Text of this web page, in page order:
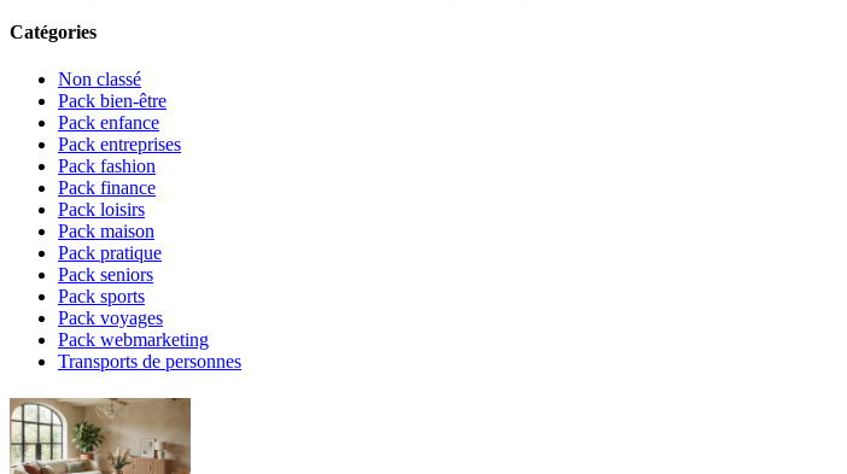
Catégories
Non classé
Pack bien-être
Pack enfance
Pack entreprises
Pack fashion
Pack finance
Pack loisirs
Pack maison
Pack pratique
Pack seniors
Pack sports
Pack voyages
Pack webmarketing
Transports de personnes